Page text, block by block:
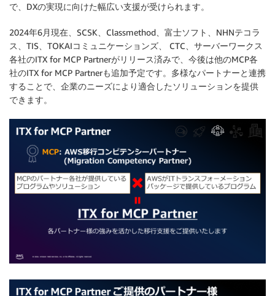
で、DXの実現に向けた幅広い支援が受けられます。
2024年6月現在、SCSK、Classmethod、富士ソフト、NHNテコラ
ス、TIS、TOKAIコミュニケーションズ、 CTC、サーバーワークス
各社のITX for MCP Partnerがリリース済みで、今後は他のMCP各
社のITX for MCP Partnerも追加予定です。多様なパートナーと連携
することで、企業のニーズにより適合したソリューションを提供
できます。